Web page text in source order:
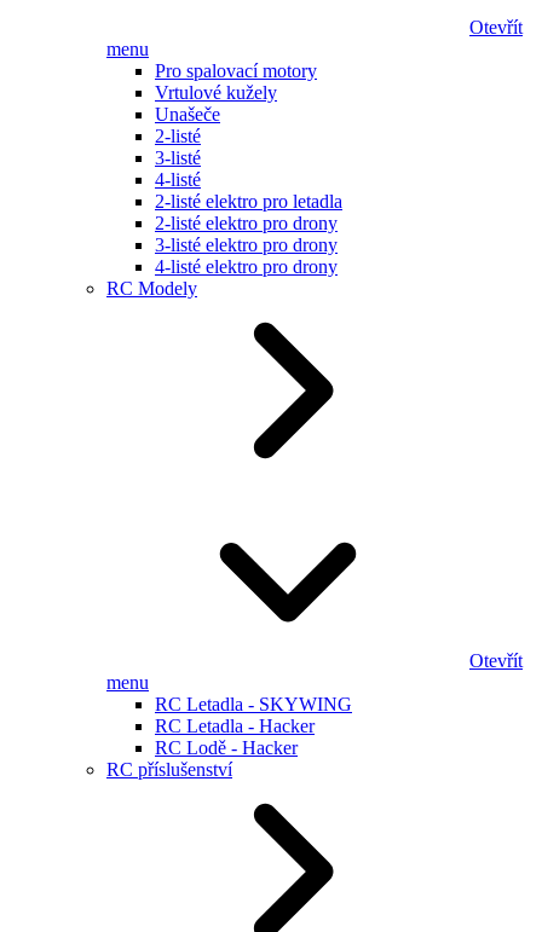
Otevřít
menu
Pro spalovací motory
Vrtulové kužely
Unašeče
2-listé
3-listé
4-listé
2-listé elektro pro letadla
2-listé elektro pro drony
3-listé elektro pro drony
4-listé elektro pro drony
RC Modely
Otevřít
menu
RC Letadla - SKYWING
RC Letadla - Hacker
RC Lodě - Hacker
RC příslušenství